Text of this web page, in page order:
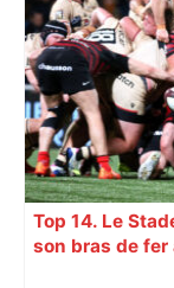
Top 14. Le
son bras de fer